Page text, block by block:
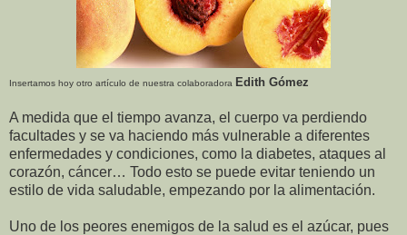
Insertamos hoy otro artículo de nuestra colaboradora Edith Gómez
A medida que el tiempo avanza, el cuerpo va perdiendo
facultades y se va haciendo más vulnerable a diferentes
enfermedades y condiciones, como la diabetes, ataques al
corazón, cáncer… Todo esto se puede evitar teniendo un
estilo de vida saludable, empezando por la alimentación.
Uno de los peores enemigos de la salud es el azúcar, pues